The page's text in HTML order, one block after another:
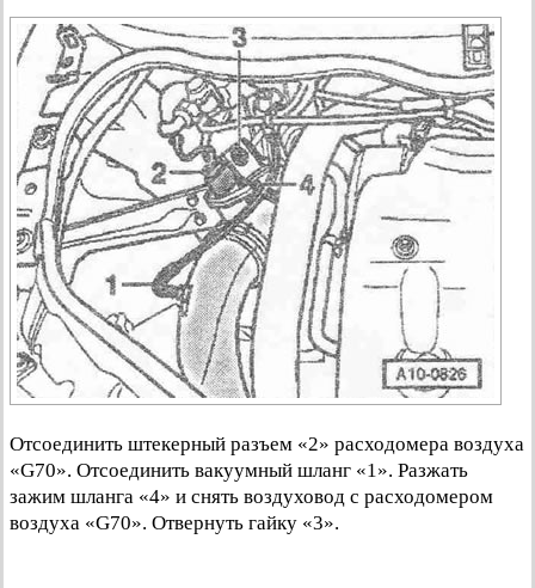
Отсоединить штекерный разъем «2» расходомера воздуха
«G70». Отсоединить вакуумный шланг «1». Разжать
зажим шланга «4» и снять воздуховод с расходомером
воздуха «G70». Отвернуть гайку «3».